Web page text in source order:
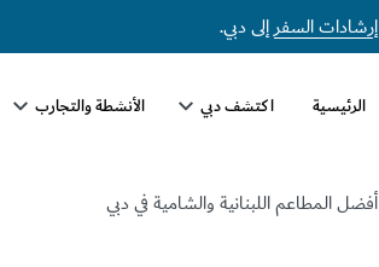
إرشادات السفرإلى دبي.
الرئيسية اكتشف دبي الأنشطة والتجارب
أفضل المطاعم اللبنانية والشامية في دبي